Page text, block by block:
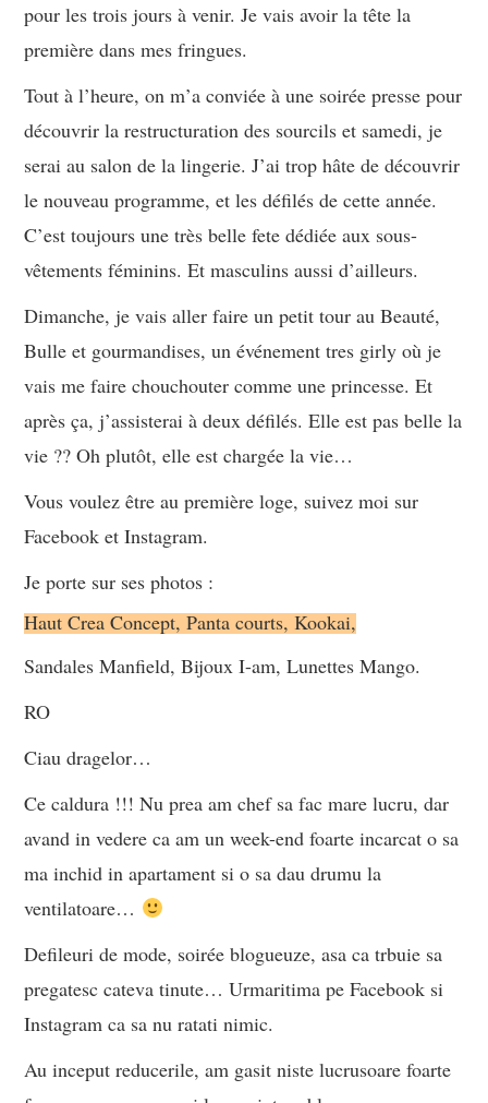
pour les trois jours à venir. Je vais avoir la tête la
première dans mes fringues.
Tout à l’heure, on m’a conviée à une soirée presse pour
découvrir la restructuration des sourcils et samedi, je
serai au salon de la lingerie. J’ai trop hâte de découvrir
le nouveau programme, et les défilés de cette année.
C’est toujours une très belle fete dédiée aux sous-
vêtements féminins. Et masculins aussi d’ailleurs.
Dimanche, je vais aller faire un petit tour au Beauté,
Bulle et gourmandises, un événement tres girly où je
vais me faire chouchouter comme une princesse. Et
après ça, j’assisterai à deux défilés. Elle est pas belle la
vie ?? Oh plutôt, elle est chargée la vie…
Vous voulez être au première loge, suivez moi sur
Facebook et Instagram.
Je porte sur ses photos :
Haut Crea Concept, Panta courts, Kookai,
Sandales Manfield,Bijoux I-am, Lunettes Mango.
RO
Ciau dragelor…
Ce caldura !!! Nu prea am chef sa fac mare lucru, dar
avand in vedere ca am un week-end foarte incarcat o sa
ma inchid in apartament si o sa dau drumu la
ventilatoare…
Defileuri de mode, soirée blogueuze, asa ca trbuie sa
pregatesc cateva tinute… Urmaritima pe Facebook si
Instagram ca sa nu ratati nimic.
Au inceput reducerile, am gasit niste lucrusoare foarte